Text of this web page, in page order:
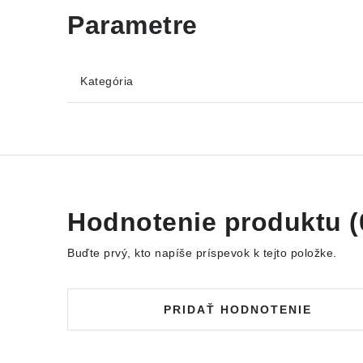
Kategória
Hodnotenie produktu
Buďte prvý, kto napíše príspevok k tejto položke.
PRIDAŤ HODNOTENIE